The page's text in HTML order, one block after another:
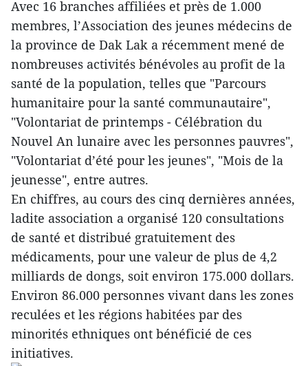
Avec 16 branches affiliées et près de 1.000
membres, l’Association des jeunes médecins de
la province de Dak Lak a récemment mené de
nombreuses activités bénévoles au profit de la
santé de la population, telles que "Parcours
humanitaire pour la santé communautaire",
"Volontariat de printemps - Célébration du
Nouvel An lunaire avec les personnes pauvres",
"Volontariat d’été pour les jeunes", "Mois de la
jeunesse", entre autres.
En chiffres, au cours des cinq dernières années,
ladite association a organisé 120 consultations
de santé et distribué gratuitement des
médicaments, pour une valeur de plus de 4,2
milliards de dongs, soit environ 175.000 dollars.
Environ 86.000 personnes vivant dans les zones
reculées et les régions habitées par des
minorités ethniques ont bénéficié de ces
initiatives.